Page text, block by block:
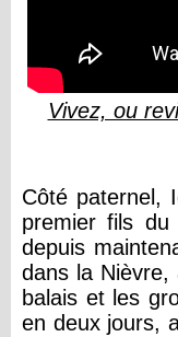
Vivez, ou
Côté paternel,
premier fils du
depuis
dans la
balais et les
en deux jours,